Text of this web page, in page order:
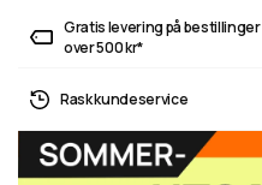
Gratis levering på bestillinger
over 500 kr*
Rask kundeservice